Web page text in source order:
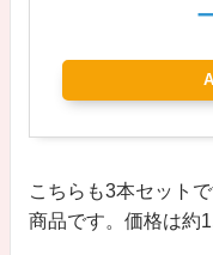
こちらも3本セットで
商品です。価格は約